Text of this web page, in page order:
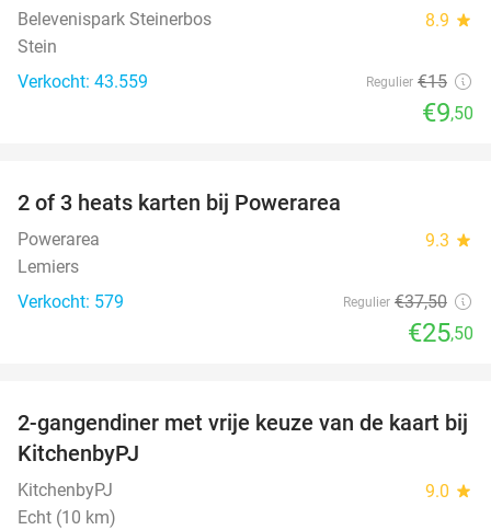
Belevenispark Steinerbos 8.9 star
Stein
Verkocht: 43.559
Regulier €15
€9,50
2 of 3 heats karten bij Powerarea
Powerarea 9.3 star
Lemiers
Verkocht: 579
Regulier €37,50
€25,50
23%
2-gangendiner met vrije keuze van de kaart bij
KitchenbyPJ
KitchenbyPJ 9.0 star
Echt (10 km)